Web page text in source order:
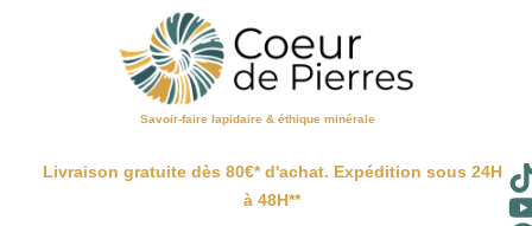
Savoir-faire lapidaire & éthique minérale
Livraison gratuite dès 80€* d'achat. Expédition sous 24H
à 48H**